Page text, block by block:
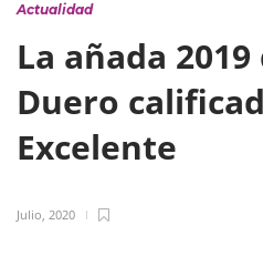
Actualidad
La añada
Duero
Excelente
Julio, 2020